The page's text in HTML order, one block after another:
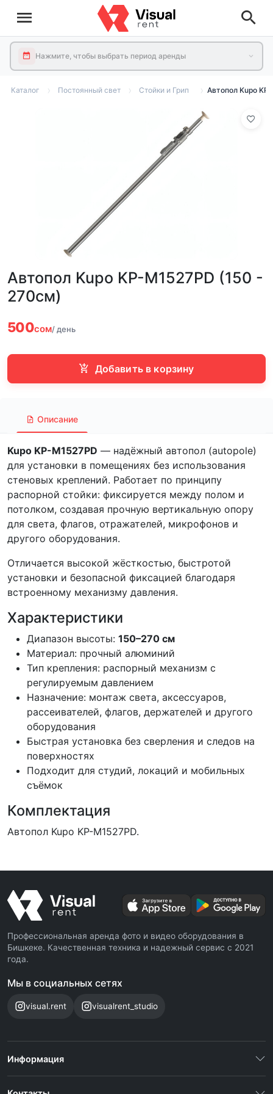
Нажмите, чтобы выбрать период аренды
Каталог Постоянный свет Стойки и Грип Автопол Kupo
Автопол Kupo KP-M1527PD (150 -
270см)
500сом/ день
Добавить в корзину
Описание
Kupo KP-M1527PD — надёжный автопол (autopole)
для установки в помещениях без использования
стеновых креплений. Работает по принципу
распорной стойки: фиксируется между полом и
потолком, создавая прочную вертикальную опору
для света, флагов, отражателей, микрофонов и
другого оборудования.
Отличается высокой жёсткостью, быстротой
установки и безопасной фиксацией благодаря
встроенному механизму давления.
Характеристики
Диапазон высоты: 150–270 см
Материал: прочный алюминий
Тип крепления: распорный механизм с
регулируемым давлением
Назначение: монтаж света, аксессуаров,
рассеивателей, флагов, держателей и другого
оборудования
Быстрая установка без сверления и следов на
поверхностях
Подходит для студий, локаций и мобильных
съёмок
Комплектация
Автопол Kupo KP-M1527PD.
Профессиональная аренда фото и видео оборудования в
Бишкеке. Качественная техника и надежный сервис с 2021
года.
Мы в социальных сетях
visual.rent visualrent_studio
Информация